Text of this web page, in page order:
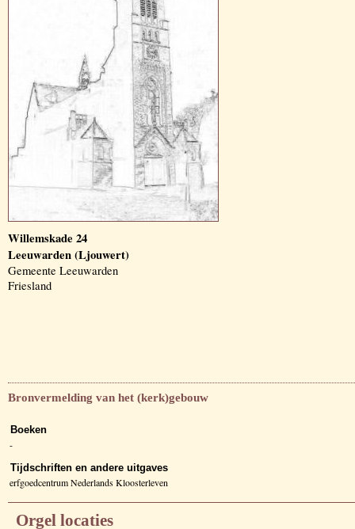
Willemskade 24
Leeuwarden (Ljouwert)
Gemeente Leeuwarden
Friesland
Bronvermelding van het (kerk)gebouw
Boeken
-
Tijdschriften en andere uitgaves
erfgoedcentrum Nederlands Kloosterleven
Orgel locaties